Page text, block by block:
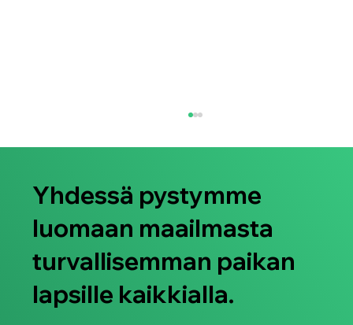
Älylaseja käytetään jo nyt naisten ja
Yhdessä pystymme
luomaan maailmasta
turvallisemman paikan
lapsille kaikkialla.